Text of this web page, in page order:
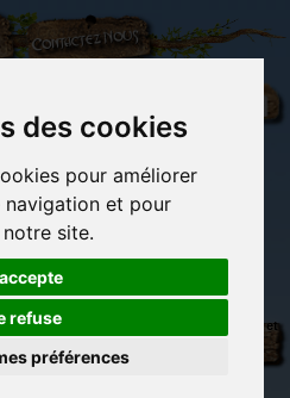
des cookies
pour améliorer
et pour
site.
refuse
préférences
Contactez-nous
Carterie
manuelles,
détente et jeux
Objets déco et
cadeaux